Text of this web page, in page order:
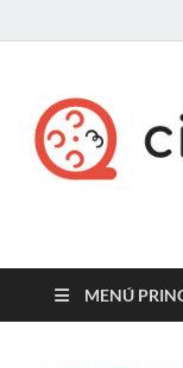
Cine
MENÚ